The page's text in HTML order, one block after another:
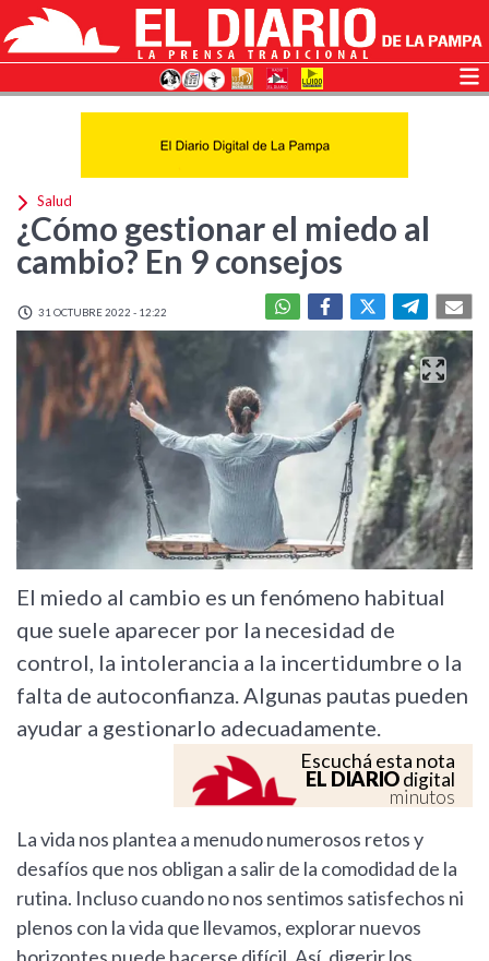
Salud
¿Cómo gestionar el miedo al
cambio? En 9 consejos
31 OCTUBRE 2022 - 12:22
El miedo al cambio es un fenómeno habitual
que suele aparecer por la necesidad de
control, la intolerancia a la incertidumbre o la
falta de autoconfianza. Algunas pautas pueden
ayudar a gestionarlo adecuadamente.
Escuchá esta nota
EL DIARIOdigital
minutos
La vida nos plantea a menudo numerosos retos y
desafíos que nos obligan a salir de la comodidad de la
rutina. Incluso cuando no nos sentimos satisfechos ni
plenos con la vida que llevamos, explorar nuevos